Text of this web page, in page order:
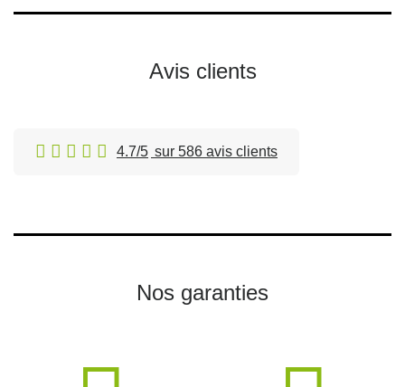
Avis clients
4.7/5 sur 586 avis clients
Nos garanties